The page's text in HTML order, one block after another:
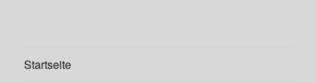
Startseite